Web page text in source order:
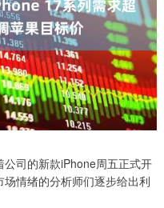
司的新款iPhone周五正式开
情绪的分析师们逐步给出利